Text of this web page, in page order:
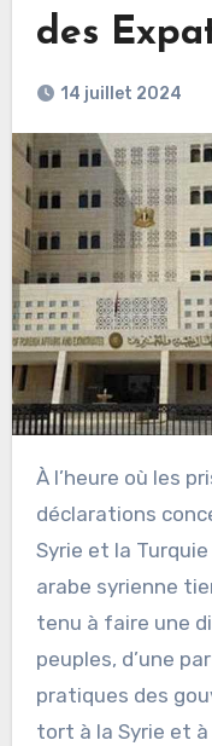
des
14 juillet 2024
À l’heure où les prises de positions et les
déclarations
Syrie et la
arabe syrienne
tenu à faire une
peuples, d’une
pratiques des
tort à la Syrie et